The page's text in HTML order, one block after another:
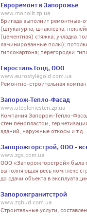
Евроремонт в Запорожье
www.monolit.zp.ua
Бригада выполнит ремонтные-
(штукатурка, шпаклёвка,
(цементная) стяжка; укладка
ламинированные полы);
гипсокартона; перегородки
Евростиль Голд, ООО
www.eurostylegold.com.ua
Ремонтно-строительная
Запорож-Тепло-Фасад
www.utepleniesten.zp.ua
Компания Запорож-Тепло-
стен пенопластом,
зданий, наружные откосы и т.д.
Запорожгорстрой, ООО -
www.zgs.com.ua
ООО «Запорожгорстрой» была
выполняющая весь комплекс
до сдачи объекта в
Запорожгранитстрой
www.zgbud.com.ua
Строительные услуги,